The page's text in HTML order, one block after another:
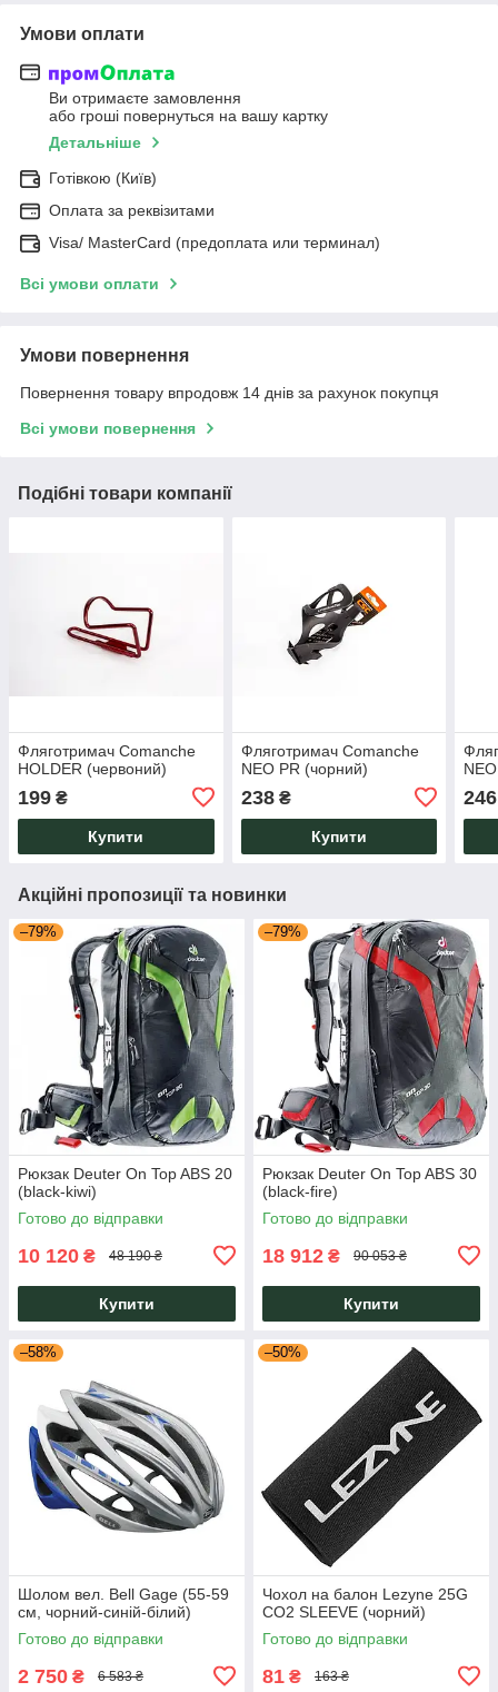
Умови оплати
Ви отримаєте замовлення
або гроші повернуться на вашу картку
Детальніше
Готівкою (Київ)
Оплата за реквізитами
Visa/ MasterCard (предоплата или терминал)
Всі умови оплати
Умови повернення
Повернення товару впродовж 14 днів за рахунок покупця
Всі умови повернення
Подібні товари компанії
Фляготримач Comanche
HOLDER (червоний)
199 ₴
Купити
Фляготримач Comanche
NEO PR (чорний)
238₴
Купити
246
Акційні пропозиції та новинки
–79%
Рюкзак Deuter On Top ABS 20
(black-kiwi)
Готово до відправки
10 120 ₴ 48 190 ₴
Купити
–79%
Рюкзак Deuter On Top ABS 30
(black-fire)
Готово до відправки
18 912 ₴ 90 053 ₴
Купити
–58%
Шолом вел. Bell Gage (55-59
см, чорний-синій-білий)
Готово до відправки
2 750 ₴ 6 583 ₴
–50%
Чохол на балон Lezyne 25G
CO2 SLEEVE (чорний)
Готово до відправки
81 ₴ 163 ₴